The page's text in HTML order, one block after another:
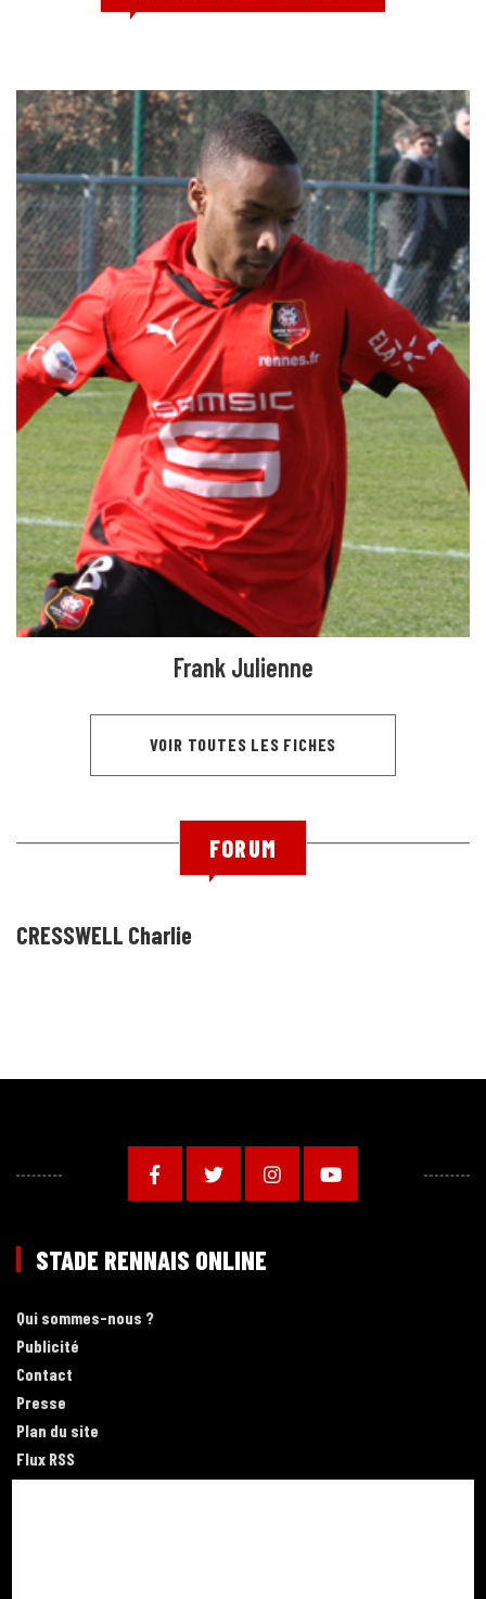
Frank Julienne
VOIR TOUTES LES FICHES
FORUM
CRESSWELL Charlie
STADE RENNAIS ONLINE
Qui sommes-nous ?
Publicité
Contact
Presse
Plan du site
Flux RSS
Application mobile